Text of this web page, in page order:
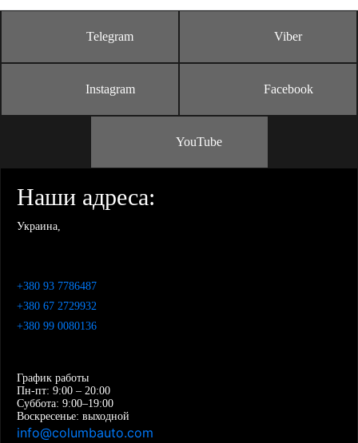
Рассчитать стоимость пригона
Telegram Viber
Instagram Facebook
YouTube
Наши адреса:
Украина,
+380 93 7786487
+380 67 2729932
+380 99 0080136
График работы
Пн-пт: 9:00 – 20:00
Суббота: 9:00–19:00
Воскресенье: выходной
info@columbauto.com